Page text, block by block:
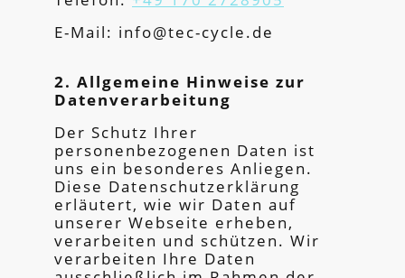
E-Mail: info@tec-cycle.de
2. Allgemeine Hinweise zur
Datenverarbeitung
Der Schutz Ihrer
personenbezogenen Daten ist
uns ein besonderes Anliegen.
Diese Datenschutzerklärung
erläutert, wie wir Daten auf
unserer Webseite erheben,
verarbeiten und schützen. Wir
verarbeiten Ihre Daten